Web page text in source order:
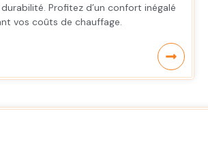
Profitez d’un confort inégalé
vos coûts de chauffage.